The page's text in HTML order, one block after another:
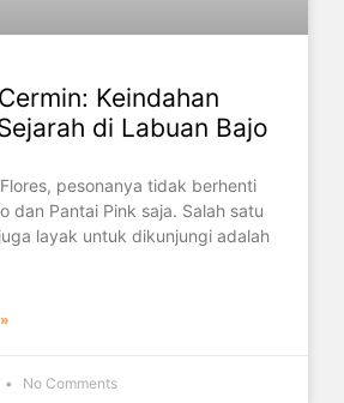
Keindahan
di Labuan Bajo
pesonanya tidak berhenti
dan Pantai Pink saja. Salah satu
layak untuk dikunjungi adalah
No Comments